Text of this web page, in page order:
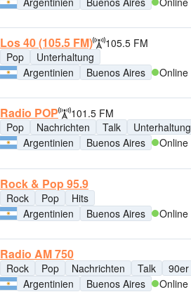
Los 40 (105.5 FM)
105.5 FM
Pop
Unterhaltung
Argentinien
Buenos Aires Online
Radio POP
101.5 FM
Pop
Nachrichten Talk Unterhaltung
Argentinien
Buenos Aires Online
Rock & Pop 95.9
Rock Pop
Hits
Argentinien
Buenos Aires Online
Radio AM 750
Rock Pop Nachrichten Talk
90er
Argentinien
Buenos Aires Online